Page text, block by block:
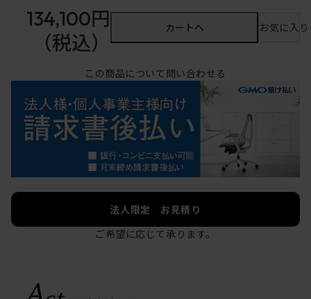
134,100円
（税込）
カートへ お気に入
この商品について問い合わせる
法人限定 お見積り
ご希望に応じて承ります。